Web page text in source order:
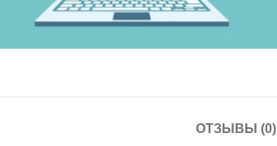
Нажмите, чтобы увеличить
ОТЗЫВЫ (0)